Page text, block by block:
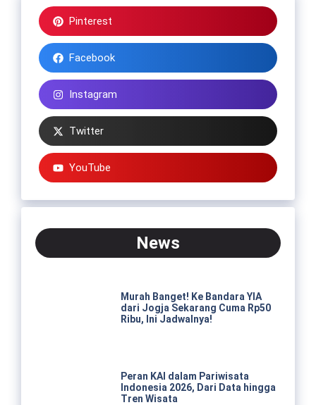
Pinterest
Facebook
Instagram
Twitter
YouTube
News
Murah Banget! Ke Bandara YIA
dari Jogja Sekarang Cuma Rp50
Ribu, Ini Jadwalnya!
Peran KAI dalam Pariwisata
Indonesia 2026, Dari Data hingga
Tren Wisata